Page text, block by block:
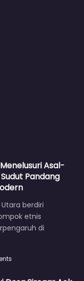
Asal-
Pandang
berdiri
etnis
di